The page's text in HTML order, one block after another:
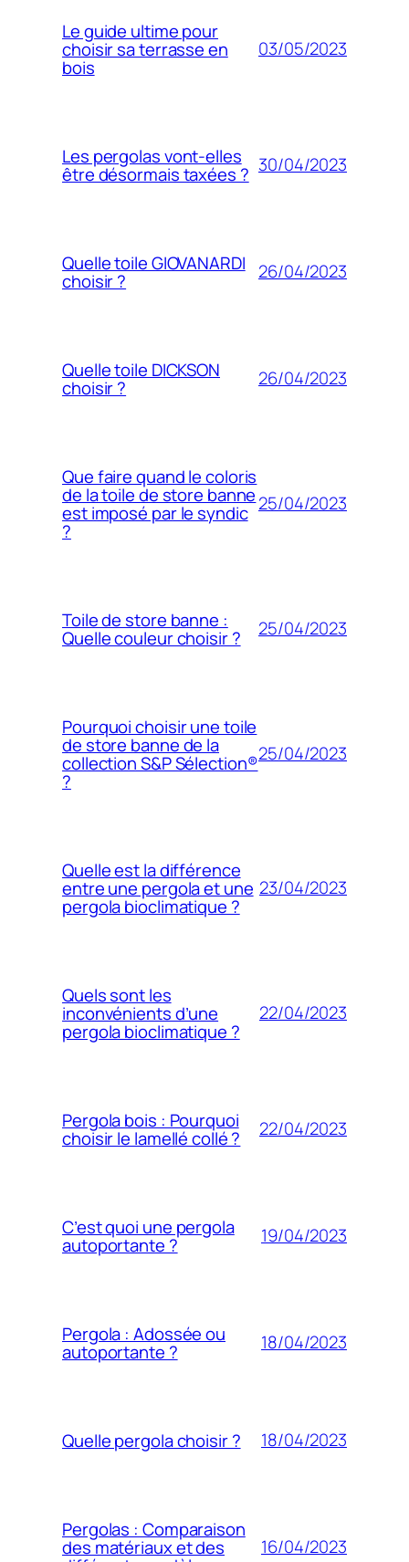
Le guide ultime pour
choisir sa terrasse en
bois
03/05/2023
Les pergolas vont-elles
être désormais taxées ? 30/04/2023
Quelle toile GIOVANARDI
choisir ? 26/04/2023
Quelle toile DICKSON
choisir ? 26/04/2023
Que faire quand le coloris
de la toile de store banne
est imposé par le syndic
?
25/04/2023
Toile de store banne :
Quelle couleur choisir ? 25/04/2023
Pourquoi choisir une toile
de store banne de la
collection S&P Sélection®
?
25/04/2023
Quelle est la différence
entre une pergola et une
pergola bioclimatique ?
23/04/2023
Quels sont les
inconvénients d’une
pergola bioclimatique ?
22/04/2023
Pergola bois : Pourquoi
choisir le lamellé collé ? 22/04/2023
C’est quoi une pergola
autoportante ? 19/04/2023
Pergola : Adossée ou
autoportante ? 18/04/2023
Quelle pergola choisir ? 18/04/2023
Pergolas : Comparaison
des matériaux et des 16/04/2023